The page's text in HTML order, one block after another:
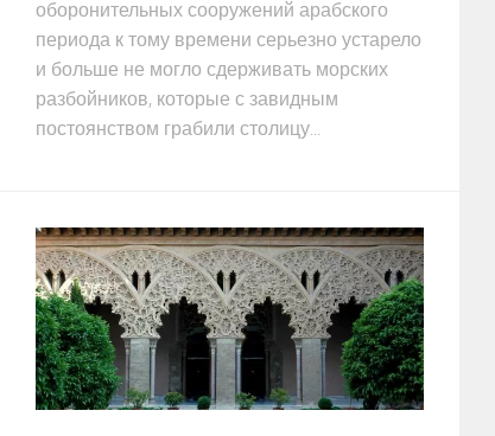
оборонительных сооружений арабского
периода к тому времени серьезно устарело
и больше не могло сдерживать морских
разбойников, которые с завидным
постоянством грабили столицу...